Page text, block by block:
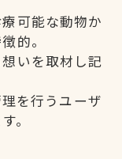
可能な動物か
的。
いを取材し記
を行うユーザ
。